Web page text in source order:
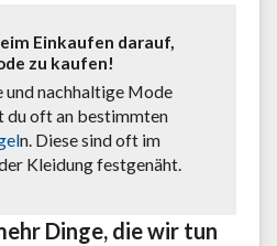
Einkaufen darauf,
zu kaufen!
und nachhaltige Mode
du oft an bestimmten
n. Diese sind oft im
Kleidung festgenäht.
Dinge, die wir tun